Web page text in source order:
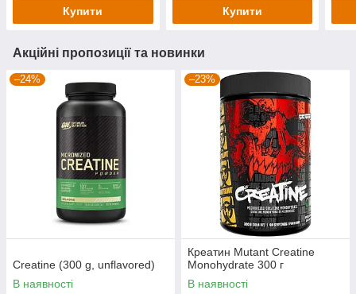
Купити Купити
Акційні пропозиції та новинки
–24%
Creatine (300 g, unflavored)
В наявності
–23%
Креатин Mutant Creatine
Monohydrate 300 г
В наявності